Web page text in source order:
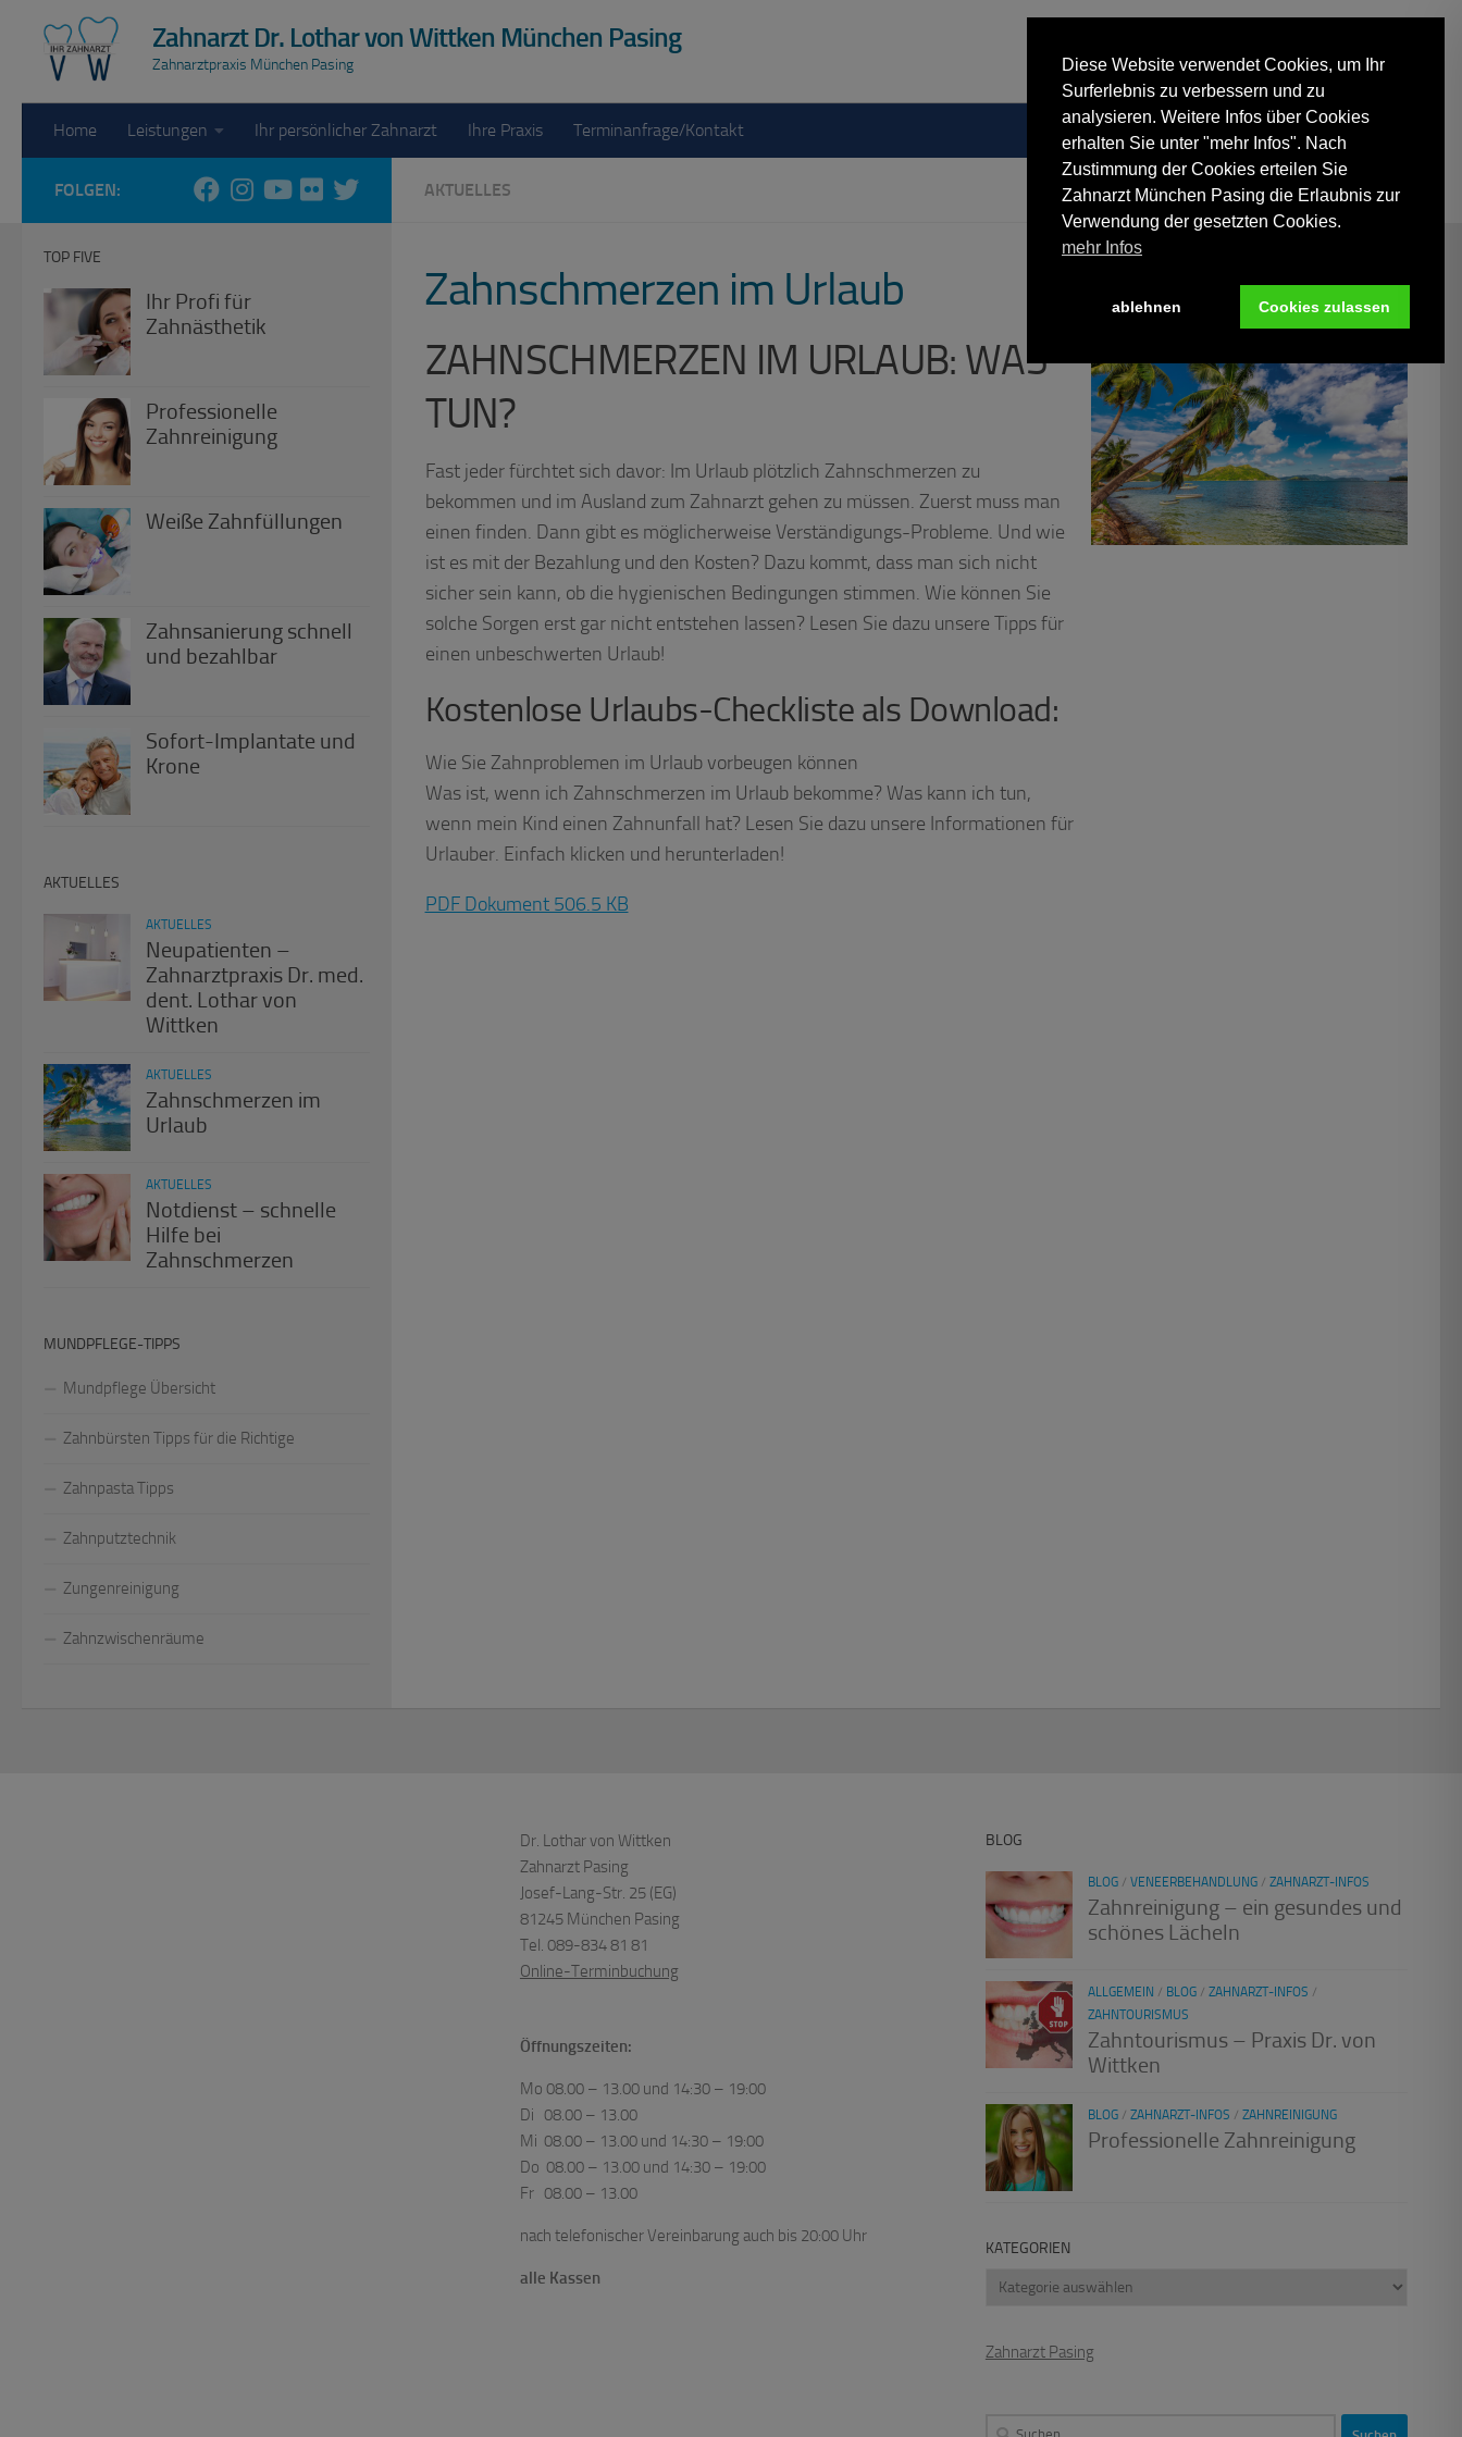
Zum Inhalt springenZahnarzt Dr. Lothar von Wittken München Pasing
Zahnarztpraxis München Pasing
Home Leistungen Ihr persönlicher Zahnarzt Ihre Praxis Terminanfrage/Kontakt
AKTUELLES
Zahnschmerzen im Urlaub
ZAHNSCHMERZEN IM URLAUB: WAS
TUN?
Fast jeder fürchtet sich davor: Im Urlaub plötzlich Zahnschmerzen zu
bekommen und im Ausland zum Zahnarzt gehen zu müssen. Zuerst muss man
einen finden. Dann gibt es möglicherweise Verständigungs-Probleme. Und wie
ist es mit der Bezahlung und den Kosten? Dazu kommt, dass man sich nicht
sicher sein kann, ob die hygienischen Bedingungen stimmen. Wie können Sie
solche Sorgen erst gar nicht entstehen lassen? Lesen Sie dazu unsere Tipps für
einen unbeschwerten Urlaub!
Kostenlose Urlaubs-Checkliste als Download:
Wie Sie Zahnproblemen im Urlaub vorbeugen können
Was ist, wenn ich Zahnschmerzen im Urlaub bekomme? Was kann ich tun,
wenn mein Kind einen Zahnunfall hat? Lesen Sie dazu unsere Informationen für
Urlauber. Einfach klicken und herunterladen!
PDF Dokument 506.5 KB
FOLGEN:
TOP FIVE
Ihr Profi für
Zahnästhetik
Professionelle
Zahnreinigung
Weiße Zahnfüllungen
Zahnsanierung schnell
und bezahlbar
Sofort-Implantate und
Krone
AKTUELLES
AKTUELLES
Neupatienten –
Zahnarztpraxis Dr. med.
dent. Lothar von
Wittken
AKTUELLES
Zahnschmerzen im
Urlaub
AKTUELLES
Notdienst – schnelle
Hilfe bei
Zahnschmerzen
MUNDPFLEGE-TIPPS
Mundpflege Übersicht
Zahnbürsten Tipps für die Richtige
Zahnpasta Tipps
Zahnputztechnik
Zungenreinigung
Zahnzwischenräume
Dr. Lothar von Wittken
Zahnarzt Pasing
Josef-Lang-Str. 25 (EG)
81245 München Pasing
Tel. 089-834 81 81
Online-Terminbuchung
Öffnungszeiten:
Mo 08.00 – 13.00 und 14:30 – 19:00
Di 08.00 – 13.00
Mi 08.00 – 13.00 und 14:30 – 19:00
Do 08.00 – 13.00 und 14:30 – 19:00
Fr 08.00 – 13.00
nach telefonischer Vereinbarung auch bis 20:00 Uhr
alle Kassen
BLOG
BLOG/ VENEERBEHANDLUNG/ ZAHNARZT-INFOS
Zahnreinigung – ein gesundes und
schönes Lächeln
ALLGEMEIN / BLOG/ ZAHNARZT-INFOS /
ZAHNTOURISMUS
Zahntourismus – Praxis Dr. von
Wittken
BLOG/ ZAHNARZT-INFOS / ZAHNREINIGUNG
Professionelle Zahnreinigung
KATEGORIEN
Kategorien
Zahnarzt Pasing
Suchen
Diese Website verwendet Cookies, um Ihr
Surferlebnis zu verbessern und zu
analysieren. Weitere Infos über Cookies
erhalten Sie unter "mehr Infos". Nach
Zustimmung der Cookies erteilen Sie
Zahnarzt München Pasing die Erlaubnis zur
Verwendung der gesetzten Cookies.
mehr Infos
ablehnen Cookies zulassen